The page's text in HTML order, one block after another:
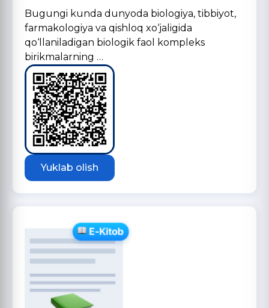
Bugungi kunda dunyoda biologiya, tibbiyot,
farmakologiya va qishloq xo‘jaligida
qo‘llaniladigan biologik faol kompleks
birikmalarning …
Yuklab olish